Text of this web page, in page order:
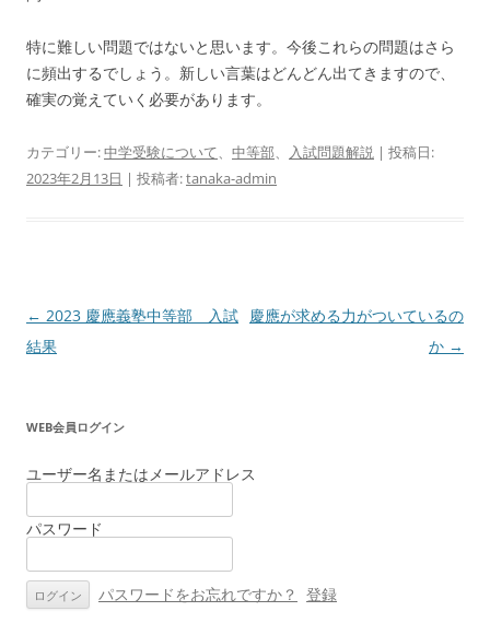
特に難しい問題ではないと思います。今後これらの問題はさら
に頻出するでしょう。新しい言葉はどんどん出てきますので、
確実の覚えていく必要があります。
カテゴリー:中学受験について、 中等部、 入試問題解説 | 投稿日:
2023年2月13日 | 投稿者:tanaka-admin
投
稿
ゲ
ー
ョ
← 2023 慶應義塾中等部 入試
結果
慶應が求める力がついているの
か →
WEB会員ログイン
ユーザー名またはメールアドレス
パスワード
パスワードをお忘れですか？ 登録